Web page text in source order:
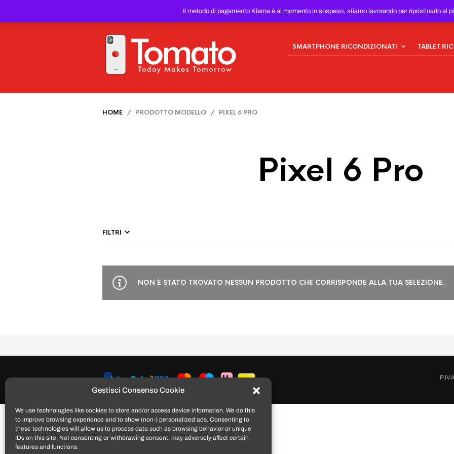
Gestisci Consenso Cookie
We use technologies like cookies to store and/or access device information. We do this
to improve browsing experience and to show (non-) personalized ads. Consenting to
these technologies will allow us to process data such as browsing behavior or unique
IDs on this site. Not consenting or withdrawing consent, may adversely affect certain
features and functions.
Il metodo di pagamento Klarna è al momento in sospeso, stiamo lavorando per ripristinarlo al
PREZZO DEL WEB!
SMARTPHONE RICONDIZIONATI TABLET
HOME / PRODOTTO MODELLO / PIXEL 6 PRO
Pixel 6 Pro
FILTRI
NON È STATO TROVATO NESSUN PRODOTTO CHE CORRISPONDE ALLA TUA SELEZIONE.